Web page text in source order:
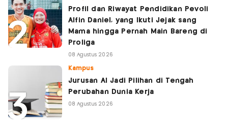
Profil dan Riwayat Pendidikan Pevoli
Alfin Daniel, yang Ikuti Jejak sang
Mama hingga Pernah Main Bareng di
Proliga
08 Agustus 2026
Kampus
Jurusan AI Jadi Pilihan di Tengah
Perubahan Dunia Kerja
08 Agustus 2026